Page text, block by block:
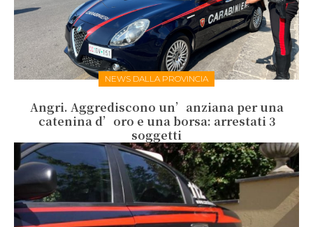
NEWS DALLA PROVINCIA
Angri. Aggrediscono un’anziana per una
catenina d’oro e una borsa: arrestati 3
soggetti